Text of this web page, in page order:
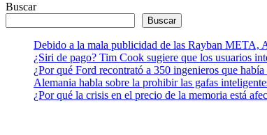
Buscar
Buscar
Debido a la mala publicidad de las Rayban META,
¿Siri de pago? Tim Cook sugiere que los usuarios
¿Por qué Ford recontrató a 350 ingenieros que
Alemania habla sobre la prohibir las gafas
¿Por qué la crisis en el precio de la memoria está